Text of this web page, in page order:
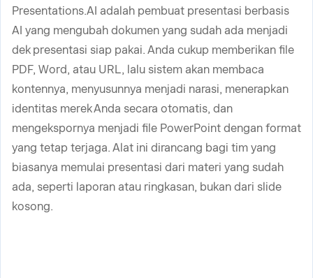
Presentations.AI adalah pembuat presentasi berbasis
AI yang mengubah dokumen yang sudah ada menjadi
dek presentasi siap pakai. Anda cukup memberikan file
PDF, Word, atau URL, lalu sistem akan membaca
kontennya, menyusunnya menjadi narasi, menerapkan
identitas merek Anda secara otomatis, dan
mengekspornya menjadi file PowerPoint dengan format
yang tetap terjaga. Alat ini dirancang bagi tim yang
biasanya memulai presentasi dari materi yang sudah
ada, seperti laporan atau ringkasan, bukan dari slide
kosong.